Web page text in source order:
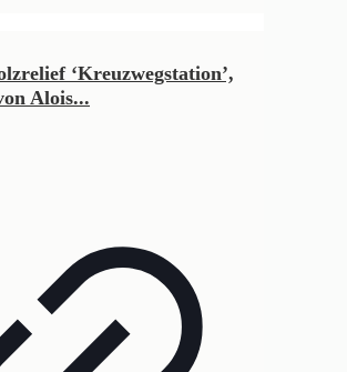
‘Kreuzwegstation’,
Alois...